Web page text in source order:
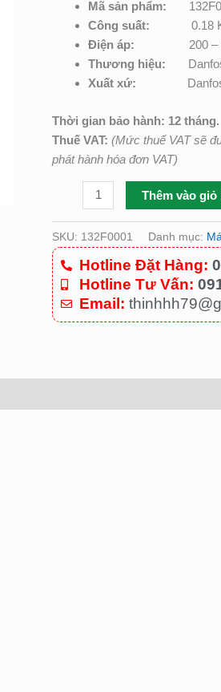
Mã sản phẩm:
Công suất:
0.18
Điện áp: 200 –
Thương hiệu:
Xuất xứ:
Thời gian bảo hành: 12 tháng.
Thuế VAT: (Mức thuế VAT sẽ
phát hành hóa đơn VAT)
132F0001
Thêm vào giỏ
SKU: 132F0001 Danh mục:
Hotline Đặt Hàng:
Hotline Tư Vấn:
Email: